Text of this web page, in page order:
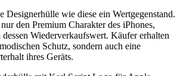
Designerhülle wie diese ein Wertgegenstand.
den Premium Charakter des iPhones,
Wiederverkaufswert. Käufer erhalten
Schutz, sondern auch eine
ihres Geräts.